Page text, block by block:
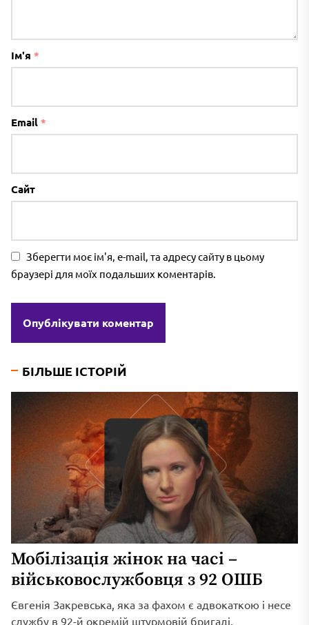
Ім'я *
Email *
Сайт
Зберегти моє ім'я, e-mail, та адресу сайту в цьому
браузері для моїх подальших коментарів.
БІЛЬШЕ ІСТОРІЙ
Мобілізація жінок на часі –
військовослужбовця з 92 ОШБ
Євгенія Закревська, яка за фахом є адвокаткою і несе
службу в 92-й окремій штурмовій бригаді,